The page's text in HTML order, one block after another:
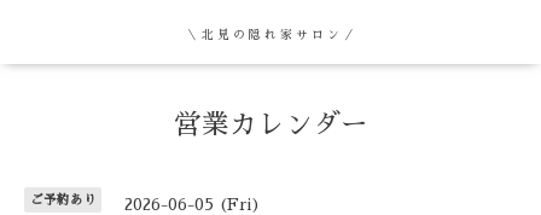
＼ 北 見 の 隠 れ 家 サ ロ ン ／
営業カレンダー
ご予約あり 2026-06-05 (Fri)